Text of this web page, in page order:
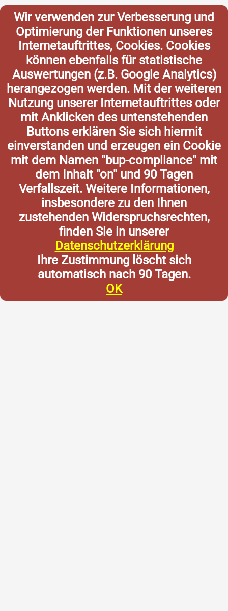
Wir verwenden zur Verbesserung und
Optimierung der Funktionen unseres
Internetauftrittes, Cookies. Cookies
können ebenfalls für statistische
Auswertungen (z.B. Google Analytics)
herangezogen werden. Mit der weiteren
Nutzung unserer Internetauftrittes oder
mit Anklicken des untenstehenden
Buttons erklären Sie sich hiermit
einverstanden und erzeugen ein Cookie
mit dem Namen "bup-compliance" mit
dem Inhalt "on" und 90 Tagen
Verfallszeit. Weitere Informationen,
insbesondere zu den Ihnen
zustehenden Widerspruchsrechten,
finden Sie in unserer
Datenschutzerklärung
Ihre Zustimmung löscht sich
automatisch nach 90 Tagen.
OK